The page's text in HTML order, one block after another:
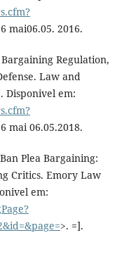
mai06.05. 2016.
Regulation,
Law and
Disponivel em:
mai 06.05.2018.
Plea Bargaining:
Critics. Emory Law
em:
>. =].